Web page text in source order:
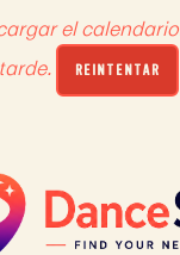
el
tarde.
REINTENTAR